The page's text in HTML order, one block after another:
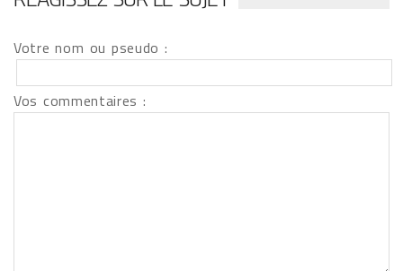
Votre nom ou pseudo :
Vos commentaires :